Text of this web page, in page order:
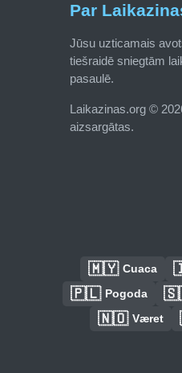
Par
Jūsu uzticamais
tiešraidē sniegtām
pasaulē.
Laikazinas.org ©
aizsargātas.
🇲🇾 Cuaca
🇵🇱 Pogoda
🇳🇴 Været